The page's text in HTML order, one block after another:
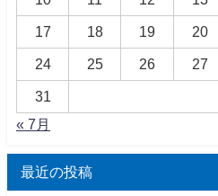
17 18 19 20
24 25 26 27
31
« 7月
最近の投稿